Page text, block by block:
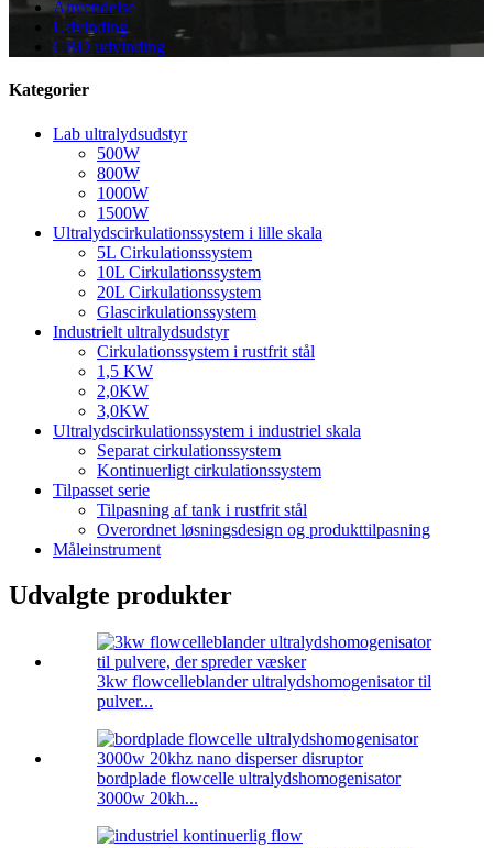
Anvendelse
Udvinding
CBD udvinding
Kategorier
Lab ultralydsudstyr
500W
800W
1000W
1500W
Ultralydscirkulationssystem i lille skala
5L Cirkulationssystem
10L Cirkulationssystem
20L Cirkulationssystem
Glascirkulationssystem
Industrielt ultralydsudstyr
Cirkulationssystem i rustfrit stål
1,5 KW
2,0KW
3,0KW
Ultralydscirkulationssystem i industriel skala
Separat cirkulationssystem
Kontinuerligt cirkulationssystem
Tilpasset serie
Tilpasning af tank i rustfrit stål
Overordnet løsningsdesign og produkttilpasning
Måleinstrument
Udvalgte produkter
3kw flowcelleblander ultralydshomogenisator til
pulver...
bordplade flowcelle ultralydshomogenisator
3000w 20kh...